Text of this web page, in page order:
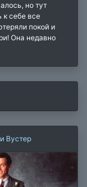
но тут
к себе все
покой и
Она недавно
Вустер